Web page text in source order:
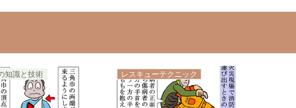
知識と技術 レスキューテクニック